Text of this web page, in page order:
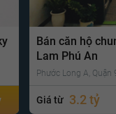
Bán căn hộ
Lam Phú An
Phước Long A, Quận
Giá từ 3.2 tỷ